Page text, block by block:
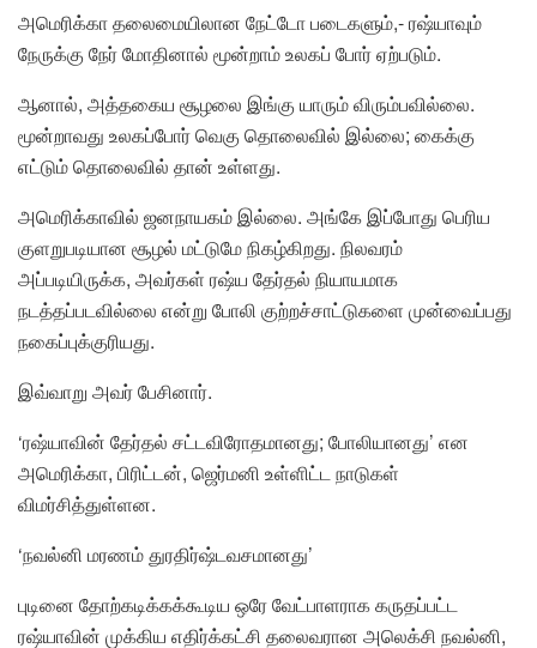
அமெரிக்கா தலைமையிலான நேட்டோ படைகளும்,- ரஷ்யாவும்
நேருக்கு நேர் மோதினால் மூன்றாம் உலகப் போர் ஏற்படும்.
ஆனால், அத்தகைய சூழலை இங்கு யாரும் விரும்பவில்லை.
மூன்றாவது உலகப்போர் வெகு தொலைவில் இல்லை; கைக்கு
எட்டும் தொலைவில் தான் உள்ளது.
அமெரிக்காவில் ஜனநாயகம் இல்லை. அங்கே இப்போது பெரிய
குளறுபடியான சூழல் மட்டுமே நிகழ்கிறது. நிலவரம்
அப்படியிருக்க, அவர்கள் ரஷ்ய தேர்தல் நியாயமாக
நடத்தப்படவில்லை என்று போலி குற்றச்சாட்டுகளை முன்வைப்பது
நகைப்புக்குரியது.
இவ்வாறு அவர் பேசினார்.
‘ரஷ்யாவின் தேர்தல் சட்டவிரோதமானது; போலியானது’ என
அமெரிக்கா, பிரிட்டன், ஜெர்மனி உள்ளிட்ட நாடுகள்
விமர்சித்துள்ளன.
‘நவல்னி மரணம் துரதிர்ஷ்டவசமானது’
புடினை தோற்கடிக்கக்கூடிய ஒரே வேட்பாளராக கருதப்பட்ட
ரஷ்யாவின் முக்கிய எதிர்க்கட்சி தலைவரான அலெக்சி நவல்னி,